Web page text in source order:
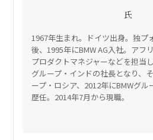
氏
1967年生まれ。ドイツ出身。独プ
後、1995年にBMW AG入社。アフ
プロダクトマネジャーなどを担当
グループ・インドの社長となり、
ープ・ロシア、2012年にBMWグ
歴任。2014年7月から現職。